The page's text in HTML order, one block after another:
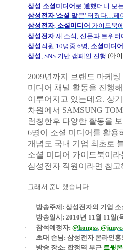
삼성 소셜미디어 로 通했더니 보
삼성전자 '소셜 말문' 터졌다…페
삼성전자, 소셜미디어 가이드북
삼성전자 새 소식, 신문과 트위터
삼성직원 10명중 6명, 소셜미디어
삼성 , SNS 기반 캠페인 진행 (아
2009년까지 브랜드 마케
미디어 채널 활동을 진행
이루어지고 있는데요. 상
차원에서 SAMSUNG
런칭한후 다양한 활동을
6명이 소셜 미디어를 활용
개념도 국내 기업 최초로
소셜 미디어 가이드북이
삼성전자 직원이라면 참
그래서 준비했습니다.
· 방송주제 : 삼성전자의 기업
·
방송일시 : 2010년 11월 11일(
·
참석예정자: @hongss,
·
초대 손님 : 삼성전자 온라인
·
방송 장소: 합정역 부근 트윗